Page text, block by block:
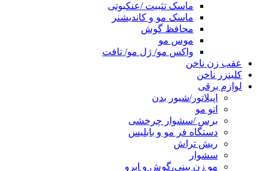
ماسک تثبیت /عنکبوتی
ماسک مو و کاندیشنر
محافظ گوش
موس مو
واکس مو/ ژل مو/ تافت
عقب زن ناخن
کلینزر ناخن
لوازم برقی
اپیلاتور/شیور بدن
اتو مو
برس /سشوار چرخشی
دستگاه فر مو و بابلیس
ریش تراش
سشوار
مو زن بینی،گوش و ابرو